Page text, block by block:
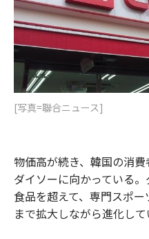
[写真=聯合ニュース]
物価高が続き、韓国の消
ダイソーに向かっている
食品を超えて、専門スポ
まで拡大しながら進化して